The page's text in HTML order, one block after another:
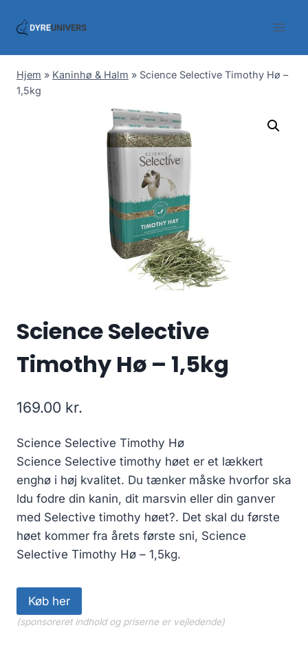
Hjem » Kaninhø & Halm » Science Selective Timothy Hø –
1,5kg
Science Selective
Timothy Hø – 1,5kg
169.00 kr.
Science Selective Timothy Hø
Science Selective timothy høet er et lækkert
enghø i høj kvalitet. Du tænker måske hvorfor ska
ldu fodre din kanin, dit marsvin eller din ganver
med Selective timothy høet?. Det skal du første
høet kommer fra årets første sni, Science
Selective Timothy Hø – 1,5kg.
Køb her
(sponsoreret indhold og priserne er vejledende)